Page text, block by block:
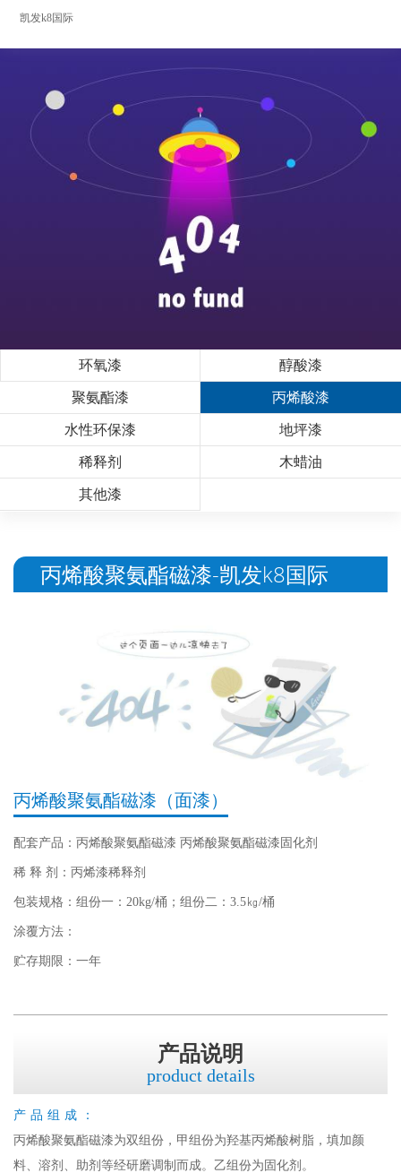
凯发k8国际
环氧漆 醇酸漆
聚氨酯漆 丙烯酸漆
水性环保漆 地坪漆
稀释剂 木蜡油
其他漆
丙烯酸聚氨酯磁漆-凯发k8国际
丙烯酸聚氨酯磁漆（面漆）
配套产品：丙烯酸聚氨酯磁漆 丙烯酸聚氨酯磁漆固化剂
稀 释 剂：丙烯漆稀释剂
包装规格：组份一：20kg/桶；组份二：3.5㎏/桶
涂覆方法：
贮存期限：一年
产品说明
product details
产品组成：
丙烯酸聚氨酯磁漆为双组份，甲组份为羟基丙烯酸树脂，填加颜
料、溶剂、助剂等经研磨调制而成。乙组份为固化剂。